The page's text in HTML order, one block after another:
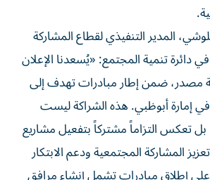
المدير التنفيذي لقطاع المشاركة
دائرة تنمية المجتمع: «يُسعدنا الإعلان
مصدر، ضمن إطار مبادرات تهدف إلى
إمارة أبوظبي. هذه الشراكة ليست
بل تعكس التزاماً مشتركاً بتفعيل مشاريع
المشاركة المجتمعية ودعم الابتكار